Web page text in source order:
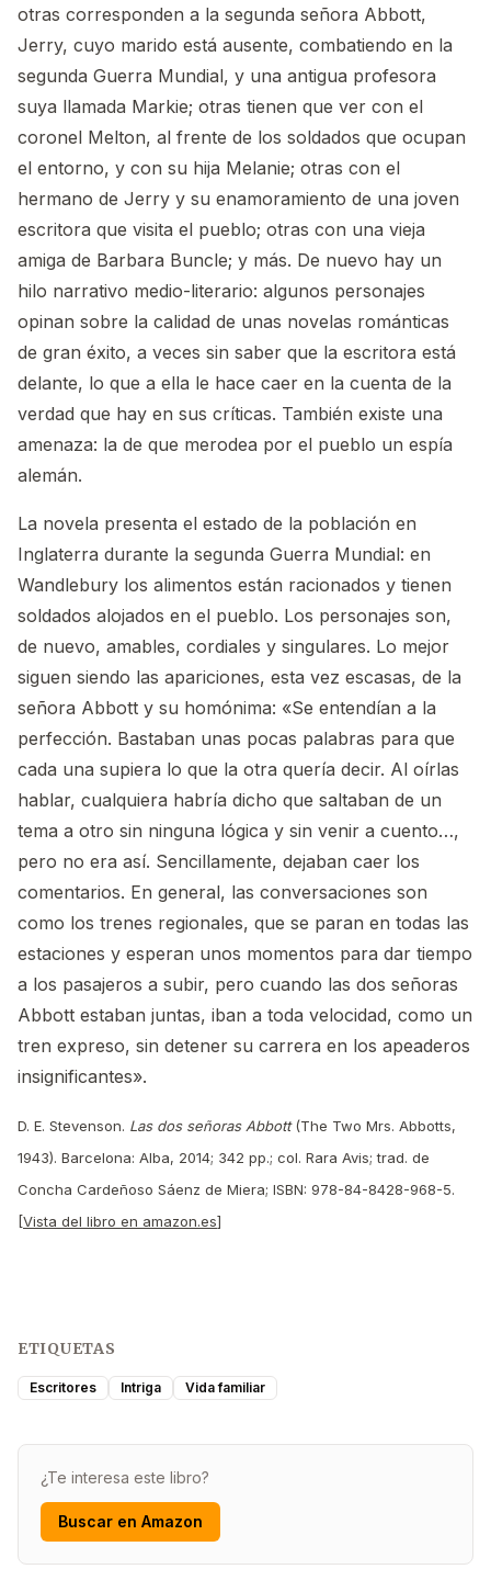
otras corresponden a la segunda señora Abbott,
Jerry, cuyo marido está ausente, combatiendo en la
segunda Guerra Mundial, y una antigua profesora
suya llamada Markie; otras tienen que ver con el
coronel Melton, al frente de los soldados que ocupan
el entorno, y con su hija Melanie; otras con el
hermano de Jerry y su enamoramiento de una joven
escritora que visita el pueblo; otras con una vieja
amiga de Barbara Buncle; y más. De nuevo hay un
hilo narrativo medio-literario: algunos personajes
opinan sobre la calidad de unas novelas románticas
de gran éxito, a veces sin saber que la escritora está
delante, lo que a ella le hace caer en la cuenta de la
verdad que hay en sus críticas. También existe una
amenaza: la de que merodea por el pueblo un espía
alemán.
La novela presenta el estado de la población en
Inglaterra durante la segunda Guerra Mundial: en
Wandlebury los alimentos están racionados y tienen
soldados alojados en el pueblo. Los personajes son,
de nuevo, amables, cordiales y singulares. Lo mejor
siguen siendo las apariciones, esta vez escasas, de la
señora Abbott y su homónima: «Se entendían a la
perfección. Bastaban unas pocas palabras para que
cada una supiera lo que la otra quería decir. Al oírlas
hablar, cualquiera habría dicho que saltaban de un
tema a otro sin ninguna lógica y sin venir a cuento…,
pero no era así. Sencillamente, dejaban caer los
comentarios. En general, las conversaciones son
como los trenes regionales, que se paran en todas las
estaciones y esperan unos momentos para dar tiempo
a los pasajeros a subir, pero cuando las dos señoras
Abbott estaban juntas, iban a toda velocidad, como un
tren expreso, sin detener su carrera en los apeaderos
insignificantes».
D. E. Stevenson. Las dos señoras Abbott(The Two Mrs. Abbotts,
1943). Barcelona: Alba, 2014; 342 pp.; col. Rara Avis; trad. de
Concha Cardeñoso Sáenz de Miera; ISBN: 978-84-8428-968-5.
[Vista del libro en amazon.es]
ETIQUETAS
Escritores Intriga Vida familiar
¿Te interesa este libro?
Buscar en Amazon